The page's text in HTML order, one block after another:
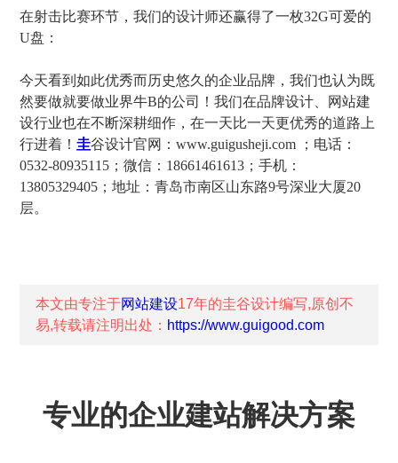
在射击比赛环节，我们的设计师还赢得了一枚32G可爱的
U盘：
今天看到如此优秀而历史悠久的企业品牌，我们也认为既
然要做就要做业界牛B的公司！我们在品牌设计、网站建
设行业也在不断深耕细作，在一天比一天更优秀的道路上
行进着！圭谷设计官网：www.guigusheji.com ；电话：
0532-80935115；微信：18661461613；手机：
13805329405；地址：青岛市南区山东路9号深业大厦20
层。
本文由专注于网站建设17年的圭谷设计编写,原创不
易,转载请注明出处： https://www.guigood.com
专业的企业建站解决方案